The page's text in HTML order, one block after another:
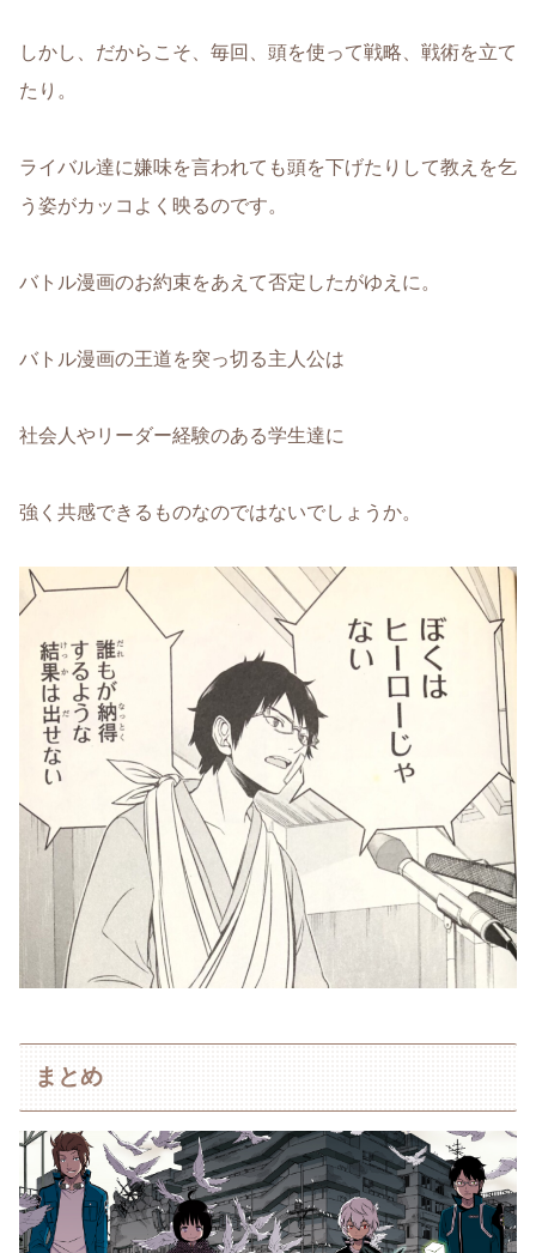
しかし、だからこそ、毎回、頭を使って戦略、戦術を立て
たり。
ライバル達に嫌味を言われても頭を下げたりして教えを乞
う姿がカッコよく映るのです。
バトル漫画のお約束をあえて否定したがゆえに。
バトル漫画の王道を突っ切る主人公は
社会人やリーダー経験のある学生達に
強く共感できるものなのではないでしょうか。
まとめ